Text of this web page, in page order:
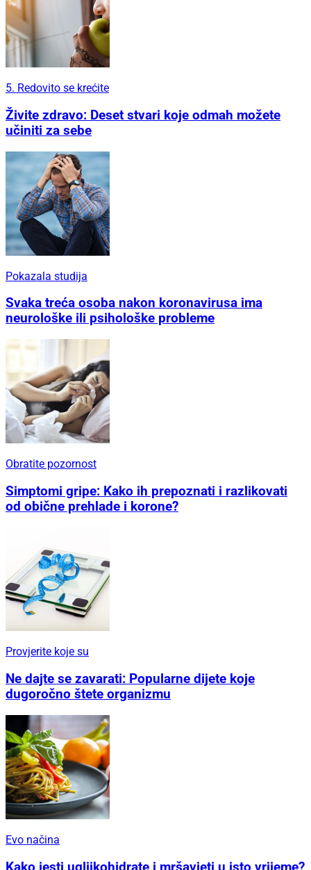
5. Redovito se krećite
Živite zdravo: Deset stvari koje odmah možete
učiniti za sebe
Pokazala studija
Svaka treća osoba nakon koronavirusa ima
neurološke ili psihološke probleme
Obratite pozornost
Simptomi gripe: Kako ih prepoznati i razlikovati
od obične prehlade i korone?
Provjerite koje su
Ne dajte se zavarati: Popularne dijete koje
dugoročno štete organizmu
Evo načina